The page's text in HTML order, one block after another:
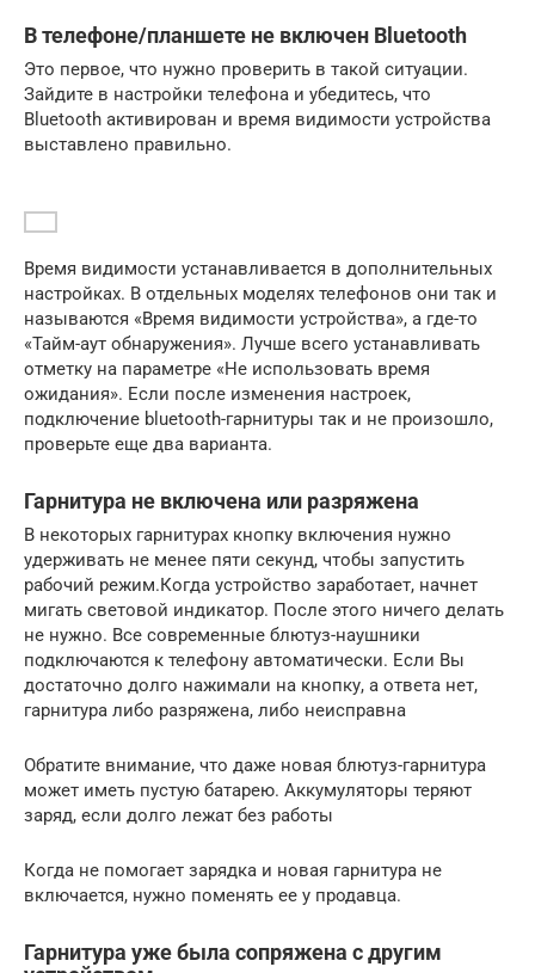
В телефоне/планшете не включен Bluetooth
Это первое, что нужно проверить в такой ситуации.
Зайдите в настройки телефона и убедитесь, что
Bluetooth активирован и время видимости устройства
выставлено правильно.
Время видимости устанавливается в дополнительных
настройках. В отдельных моделях телефонов они так и
называются «Время видимости устройства», а где-то
«Тайм-аут обнаружения». Лучше всего устанавливать
отметку на параметре «Не использовать время
ожидания». Если после изменения настроек,
подключение bluetooth-гарнитуры так и не произошло,
проверьте еще два варианта.
Гарнитура не включена или разряжена
В некоторых гарнитурах кнопку включения нужно
удерживать не менее пяти секунд, чтобы запустить
рабочий режим.Когда устройство заработает, начнет
мигать световой индикатор. После этого ничего делать
не нужно. Все современные блютуз-наушники
подключаются к телефону автоматически. Если Вы
достаточно долго нажимали на кнопку, а ответа нет,
гарнитура либо разряжена, либо неисправна
Обратите внимание, что даже новая блютуз-гарнитура
может иметь пустую батарею. Аккумуляторы теряют
заряд, если долго лежат без работы
Когда не помогает зарядка и новая гарнитура не
включается, нужно поменять ее у продавца.
Гарнитура уже была сопряжена с другим